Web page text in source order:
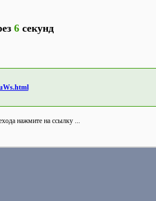
6секунд
нажмите на ссылку ...